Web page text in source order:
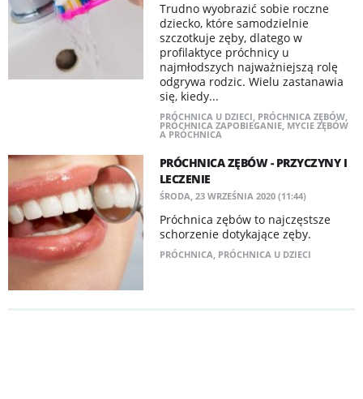
Trudno wyobrazić sobie roczne
dziecko, które samodzielnie
szczotkuje zęby, dlatego w
profilaktyce próchnicy u
najmłodszych najważniejszą rolę
odgrywa rodzic. Wielu zastanawia
się, kiedy...
PRÓCHNICA U DZIECI, PRÓCHNICA ZĘBÓW,
PRÓCHNICA ZAPOBIEGANIE, MYCIE ZĘBÓW
A PRÓCHNICA
​PRÓCHNICA ZĘBÓW - PRZYCZYNY I
LECZENIE
ŚRODA, 23 WRZEŚNIA 2020 (11:44)
Próchnica zębów to najczęstsze
schorzenie dotykające zęby.
PRÓCHNICA, PRÓCHNICA U DZIECI